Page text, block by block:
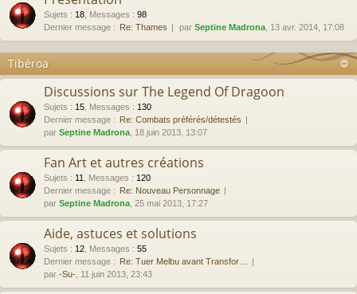
Sujets : 18 Messages : 98
Dernier message : Re: Thames par Septine Madrona , 13 avr. 2014, 17:08
Tibéroa
Discussions sur The Legend Of Dragoon
Sujets : 15 Messages : 130
Dernier message : Re: Combats préférés/détestés
par Septine Madrona , 18 juin 2013, 13:07
Fan Art et autres créations
Sujets : 11 Messages : 120
Dernier message : Re: Nouveau Personnage
par Septine Madrona , 25 mai 2013, 17:27
Aide, astuces et solutions
Sujets : 12 Messages : 55
Dernier message : Re: Tuer Melbu avant Transfor…
par -Su- , 11 juin 2013, 23:43